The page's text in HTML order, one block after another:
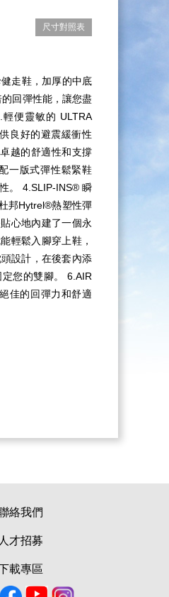
尺寸對照表
走鞋，加厚的中底
回彈性能，讓您盡
便靈敏的 ULTRA
良好的避震緩衝性
越的舒適性和支撐
一版式彈性鬆緊鞋
。 4.SLIP-INS® 瞬
邦Hytrel®熱塑性彈
心地內建了一個永
輕鬆入腳穿上鞋，
設計，在後套內添
您的雙腳。 6.AIR
佳的回彈力和舒適
絡我們
人才招募
載專區